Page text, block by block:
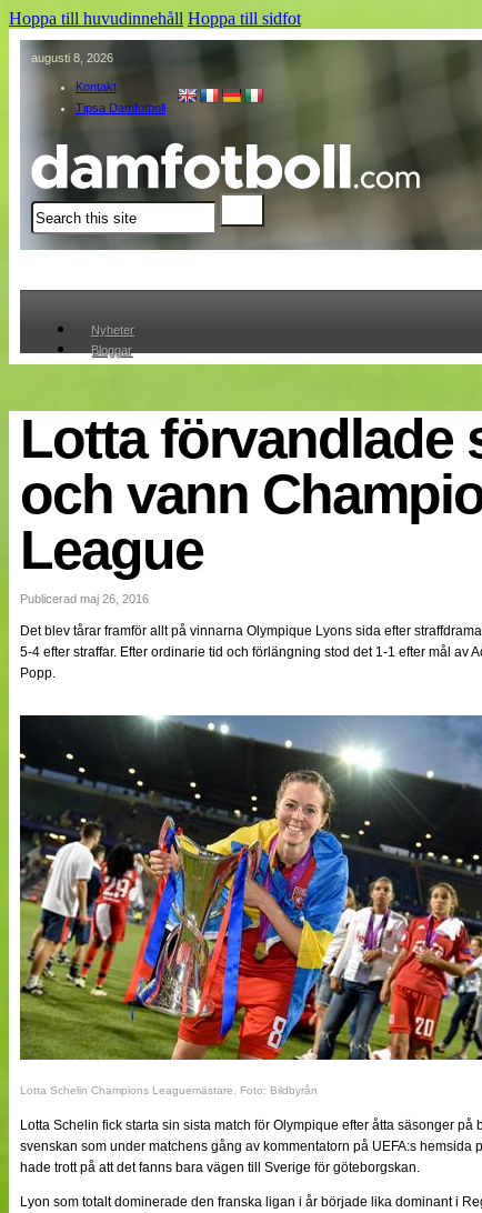
Hoppa till huvudinnehåll Hoppa till sidfot
augusti 8, 2026
Kontakt
Tipsa Damfotboll
Sök
Nyheter
Bloggar
Cuper
Medlemmar
Medlemsbilder
Om oss
NÄTverket
Nyheter
Bloggar
Lagen
Medlemsbilder
Till klubbkassan
Om oss
NÄTverket
Split vision
Lotta förvandlade
och vann
League
Publicerad maj 26, 2016
Det blev tårar framför allt på vinnarna Olympique Lyons sida efter
5-4 efter straffar. Efter ordinarie tid och förlängning stod det 1-1 efter mål av
Popp.
Lotta Schelin Champions Leaguemästare. Foto: Bildbyrån
Lotta Schelin fick starta sin sista match för Olympique efter åtta säsonger
svenskan som under matchens gång av kommentatorn på UEFA:s hemsida
hade trott på att det fanns bara vägen till Sverige för göteborgskan.
Lyon som totalt dominerade den franska ligan i år började lika dominant i